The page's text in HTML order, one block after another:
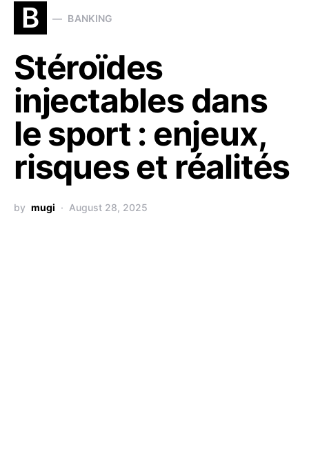
B BANKING
Stéroïdes
injectables dans
le sport : enjeux,
risques et réalités
by mugi August 28, 2025